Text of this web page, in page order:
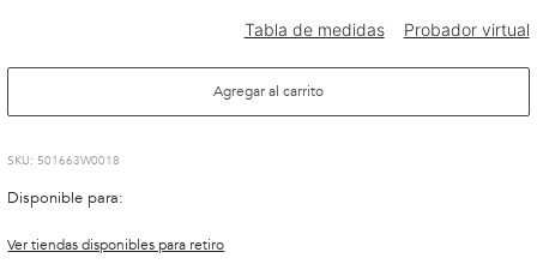
Agregar al carrito
: 501663W0018
Disponible para:
Ver tiendas disponibles para retiro